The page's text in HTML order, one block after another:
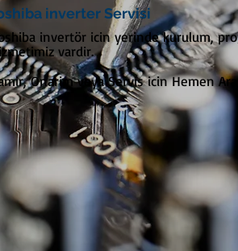
inverter Servisi
invertör icin yerinde kurulum,
vardir.
Onarim veya Servis icin Hemen